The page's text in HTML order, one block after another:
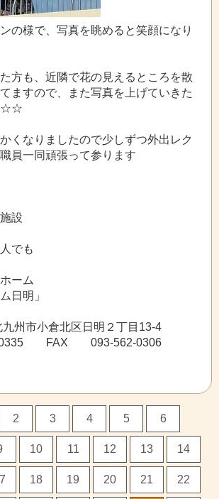
の様で、写真を眺めると笑顔になり
方も、近隣で花の見えるところを散
ますので、また写真を上げていきた
くなりましたので少しずつ外出レク
員一同頑張って参ります
設
でも
ホーム
日明」
州市小倉北区日明２丁目13-4
0335 FAX 093-562-0306
2 3 4 5 6
10 11 12 13 14
18 19 20 21 22